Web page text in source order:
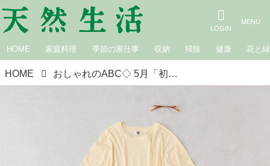
HOME 家庭料理 季節の家仕事 収納 掃除 健康 花と緑
HOME おしゃれのABC◇ 5月「初夏のトップスの着まわし」その（4）クロップド丈Tシャツの着まわし3コーデ 現役スタイリストが、おしゃれの悩みを解決｜植村美智子